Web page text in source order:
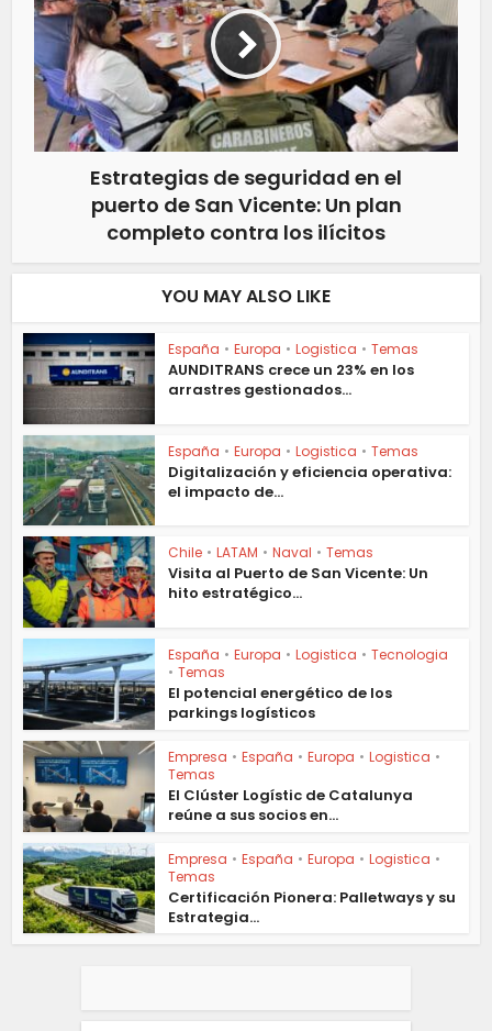
Estrategias de seguridad en el
puerto de San Vicente: Un plan
completo contra los ilícitos
YOU MAY ALSO LIKE
España • Europa • Logistica • Temas
AUNDITRANS crece un 23% en los
arrastres gestionados...
España • Europa • Logistica • Temas
Digitalización y eficiencia operativa:
el impacto de...
Chile • LATAM • Naval • Temas
Visita al Puerto de San Vicente: Un
hito estratégico...
España • Europa • Logistica • Tecnologia
• Temas
El potencial energético de los
parkings logísticos
Empresa • España • Europa • Logistica •
Temas
El Clúster Logístic de Catalunya
reúne a sus socios en...
Empresa • España • Europa • Logistica •
Temas
Certificación Pionera: Palletways y su
Estrategia...